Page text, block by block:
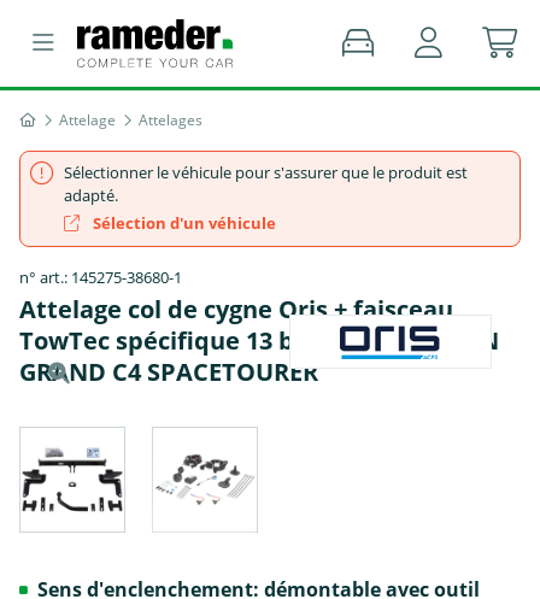
Attelage Attelages
Sélectionner le véhicule pour s'assurer que le produit est
adapté.
Sélection d'un véhicule
n° art.: 145275-38680-1
Attelage col de cygne Oris + faisceau
TowTec spécifique 13 broches - CITROËN
GRAND C4 SPACETOURER
Sens d'enclenchement: démontable avec outil